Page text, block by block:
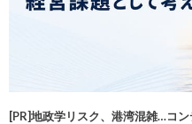
[PR]地政学リスク、港湾混雑…コ